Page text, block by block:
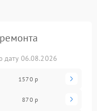
дату 06.08.2026
1570 р
870 р